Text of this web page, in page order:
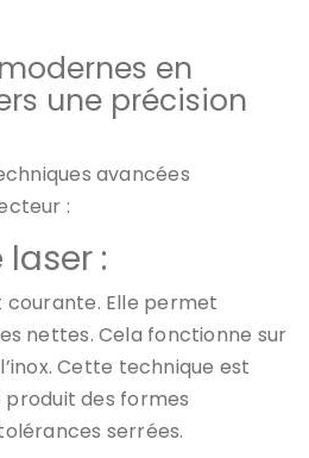
en
une précision
avancées
:
:
courante. Elle permet
nettes. Cela fonctionne sur
Cette technique est
produit des formes
serrées.